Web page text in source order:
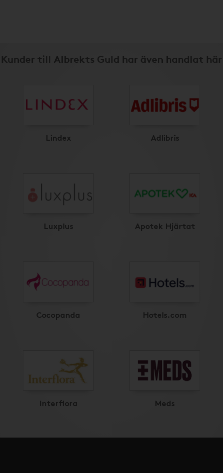
Kunder till Albrekts Guld har även handlat här
Lindex Adlibris
Luxplus Apotek Hjärtat
Cocopanda Hotels.com
Interflora Meds